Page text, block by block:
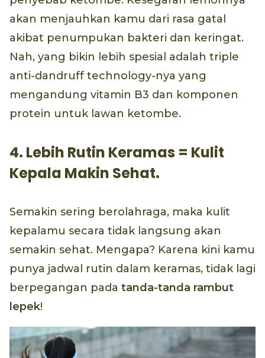
akan menjauhkan kamu dari rasa gatal
akibat penumpukan bakteri dan keringat.
Nah, yang bikin lebih spesial adalah triple
anti-dandruff technology-nya yang
mengandung vitamin B3 dan komponen
protein untuk lawan ketombe.
4. Lebih Rutin Keramas = Kulit
Kepala Makin Sehat.
Semakin sering berolahraga, maka kulit
kepalamu secara tidak langsung akan
semakin sehat. Mengapa? Karena kini kamu
punya jadwal rutin dalam keramas, tidak lagi
berpegangan pada tanda-tanda rambut
lepek!